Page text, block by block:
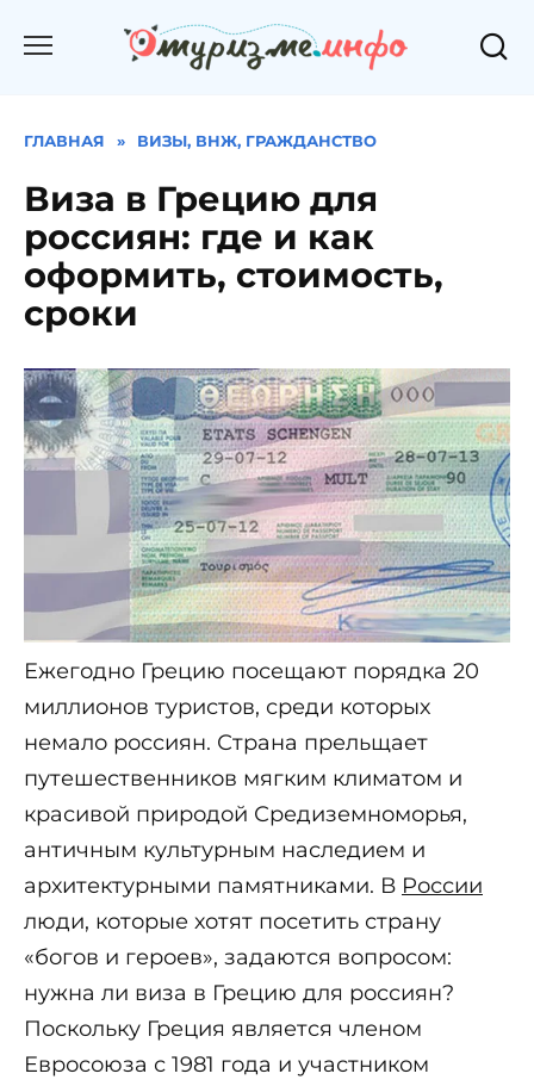
ГЛАВНАЯ » ВИЗЫ, ВНЖ, ГРАЖДАНСТВО
Виза в Грецию для
россиян: где и как
оформить, стоимость,
сроки
Ежегодно Грецию посещают порядка 20
миллионов туристов, среди которых
немало россиян. Страна прельщает
путешественников мягким климатом и
красивой природой Средиземноморья,
античным культурным наследием и
архитектурными памятниками. В России
люди, которые хотят посетить страну
«богов и героев», задаются вопросом:
нужна ли виза в Грецию для россиян?
Поскольку Греция является членом
Евросоюза с 1981 года и участником